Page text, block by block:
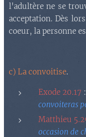
l'adultère ne se
acceptation. Dès
coeur, la personne
c) La convoitise.
Exode 20.17
convoiteras
Matthieu
occasion de